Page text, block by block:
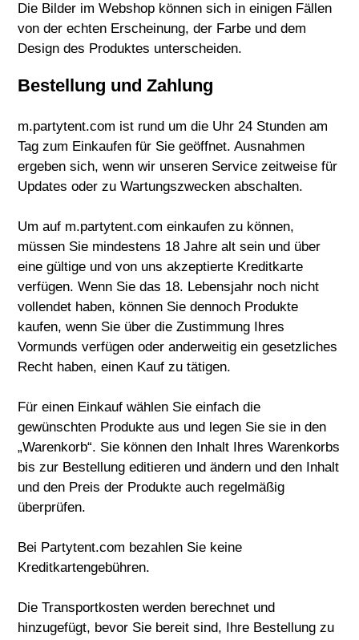
Die Bilder im Webshop können sich in einigen Fällen
von der echten Erscheinung, der Farbe und dem
Design des Produktes unterscheiden.
Bestellung und Zahlung
m.partytent.com ist rund um die Uhr 24 Stunden am
Tag zum Einkaufen für Sie geöffnet. Ausnahmen
ergeben sich, wenn wir unseren Service zeitweise für
Updates oder zu Wartungszwecken abschalten.
Um auf m.partytent.com einkaufen zu können,
müssen Sie mindestens 18 Jahre alt sein und über
eine gültige und von uns akzeptierte Kreditkarte
verfügen. Wenn Sie das 18. Lebensjahr noch nicht
vollendet haben, können Sie dennoch Produkte
kaufen, wenn Sie über die Zustimmung Ihres
Vormunds verfügen oder anderweitig ein gesetzliches
Recht haben, einen Kauf zu tätigen.
Für einen Einkauf wählen Sie einfach die
gewünschten Produkte aus und legen Sie sie in den
„Warenkorb“. Sie können den Inhalt Ihres Warenkorbs
bis zur Bestellung editieren und ändern und den Inhalt
und den Preis der Produkte auch regelmäßig
überprüfen.
Bei Partytent.com bezahlen Sie keine
Kreditkartengebühren.
Die Transportkosten werden berechnet und
hinzugefügt, bevor Sie bereit sind, Ihre Bestellung zu